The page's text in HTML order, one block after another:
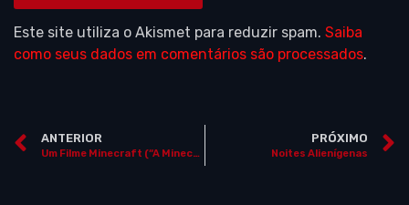
Este site utiliza o Akismet para reduzir spam. Saiba
como seus dados em comentários são processados.
ANTERIOR
Um Filme Minecraft (“A Minecraft Movie”)
PRÓXIMO
Noites Alienígenas